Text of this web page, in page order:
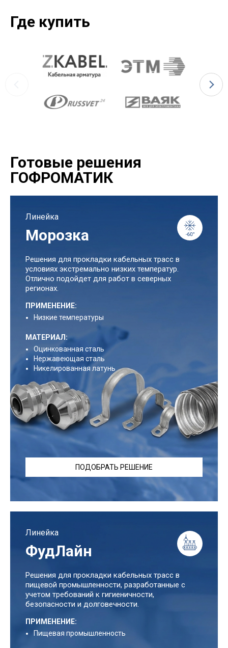
Где купить
Готовые решения
ГОФРОМАТИК
Линейка
Морозка
Решения для прокладки кабельных трасс в
условиях экстремально низких температур.
Отлично подойдет для работ в северных
регионах.
ПРИМЕНЕНИЕ:
Низкие температуры
МАТЕРИАЛ:
Оцинкованная сталь
Нержавеющая сталь
Никелированная латунь
ПОДОБРАТЬ РЕШЕНИЕ
Линейка
ФудЛайн
Решения для прокладки кабельных трасс в
пищевой промышленности, разработанные с
учетом требований к гигиеничности,
безопасности и долговечности.
ПРИМЕНЕНИЕ:
Пищевая промышленность